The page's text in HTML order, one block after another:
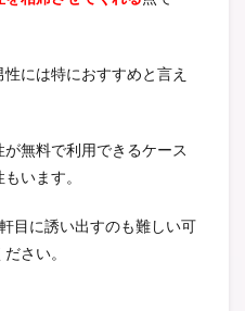
には特におすすめと言え
無料で利用できるケース
います。
目に誘い出すのも難しい可
さい。